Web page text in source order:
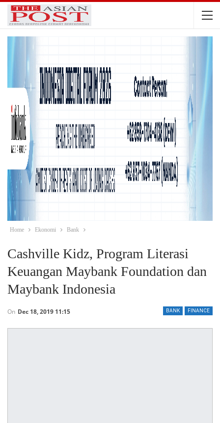
Home Ekonomi Bank
Cashville Kidz, Program Literasi
Keuangan Maybank Foundation dan
Maybank Indonesia
BANK FINANCE
On Dec 18, 2019 11:15